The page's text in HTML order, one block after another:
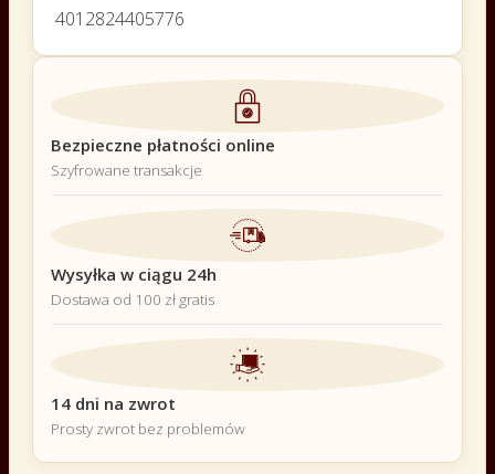
4012824405776
Bezpieczne płatności online
Szyfrowane transakcje
Wysyłka w ciągu 24h
Dostawa od 100 zł gratis
14 dni na zwrot
Prosty zwrot bez problemów